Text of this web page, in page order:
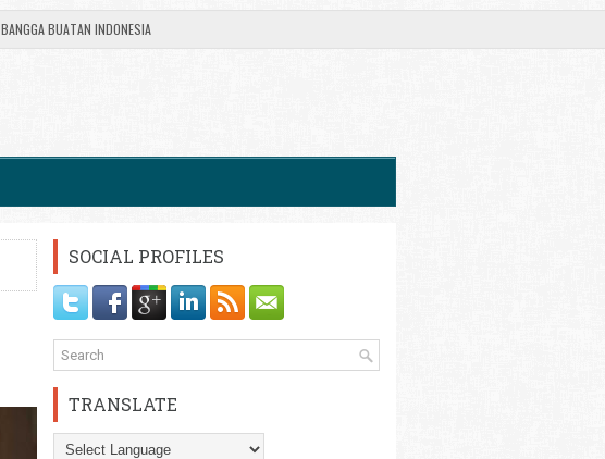
BANGGA BUATAN INDONESIA
SOCIAL PROFILES
TRANSLATE